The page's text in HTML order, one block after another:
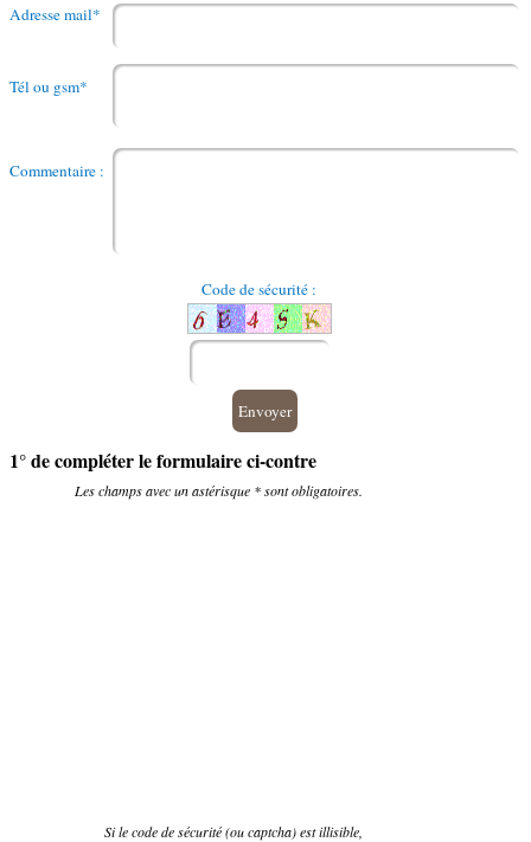
Adresse mail*
Tél ou gsm*
Commentaire :
Code de sécurité :
1° de compléter le formulaire ci-contre
Les champs avec un astérisque * sont obligatoires.
Si le code de sécurité (ou captcha) est illisible,